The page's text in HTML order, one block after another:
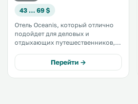
43 … 69 $
Отель Oceanis, который отлично
подойдет для деловых и
отдыхающих путешественников,
прямо напротив
Археологического музея и в 150
метрах от здания мэрии. .
Перейти →